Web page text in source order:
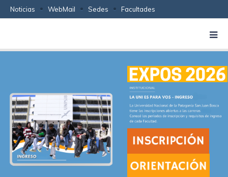
Noticias WebMail Sedes Facultades